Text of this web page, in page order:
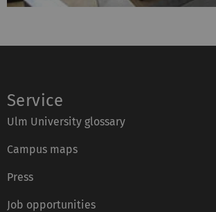
Service
Ulm University glossary
Campus maps
Press
Job opportunities